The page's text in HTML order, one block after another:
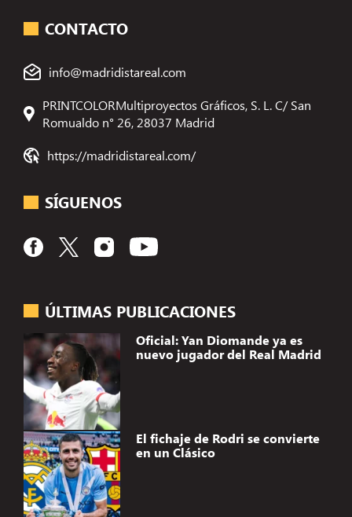
ÚLTIMAS PUBLICACIONES
Oficial: Yan Diomande ya es
nuevo jugador del Real Madrid
El fichaje de Rodri se convierte
en un Clásico
CONTACTO
info@madridistareal.com
PRINTCOLORMultiproyectos Gráficos, S. L. C/ San
Romualdo n° 26, 28037 Madrid
https://madridistareal.com/
SÍGUENOS